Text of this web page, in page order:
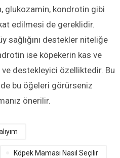
glukozamin, kondrotin gibi
edilmesi de gereklidir.
sağlığını destekler niteliğe
ise köpekerin kas ve
ve destekleyici özelliktedir. Bu
bu öğeleri görürseniz
önerilir.
Köpek Maması Nasıl Seçilir